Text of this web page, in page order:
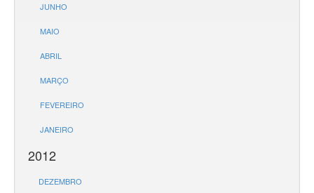
JUNHO
MAIO
ABRIL
MARÇO
FEVEREIRO
JANEIRO
2012
DEZEMBRO